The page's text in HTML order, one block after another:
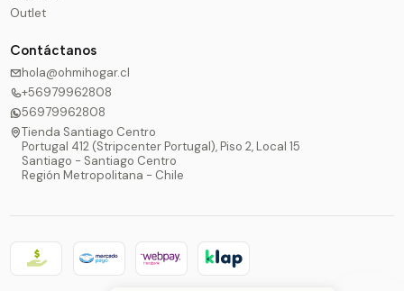
Outlet
Contáctanos
hola@ohmihogar.cl
+56979962808
56979962808
Tienda Santiago Centro
Portugal 412 (Stripcenter Portugal), Piso 2, Local 15
Santiago - Santiago Centro
Región Metropolitana - Chile